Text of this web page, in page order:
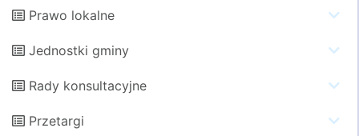
Prawo lokalne
Jednostki gminy
Rady konsultacyjne
Przetargi